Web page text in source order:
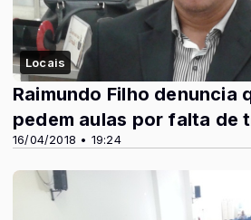
Locais
16/04/2018 • 19:24
Raimundo Filho denuncia
pedem aulas por falta de